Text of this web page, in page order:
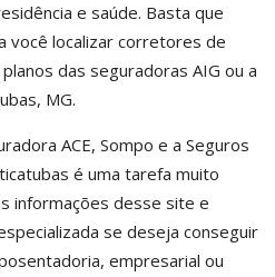
e saúde. Basta que
você localizar corretores de
das seguradoras AIG ou a
MG.
ACE, Sompo e a Seguros
é uma tarefa muito
informações desse site e
se deseja conseguir
empresarial ou